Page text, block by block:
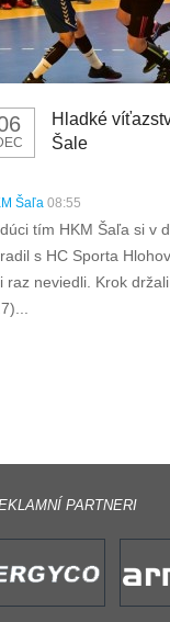
Hladké
Šale
Šaľa 08:55
tím HKM Šaľa si v
s HC Sporta
raz neviedli. Krok
PARTNERI